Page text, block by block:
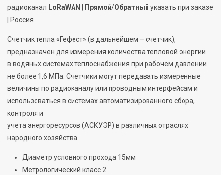
радиоканал LoRaWAN Прямой/Обратный указать при заказе
| Россия
Счетчиктепла «Гефест» (в дальнейшем – счетчик),
предназначен для измерения количества тепловой энергии
в водяных системах теплоснабжения при рабочем давлении
не более 1,6 МПа. Счетчики могут передавать измеренные
величины по радиоканалу или проводным интерфейсам и
использоваться в системах автоматизированного сбора,
контроля и
учета энергоресурсов (АСКУЭР) в различных отраслях
народного хозяйства.
Диаметр условного прохода 15мм
Метрологический класс2